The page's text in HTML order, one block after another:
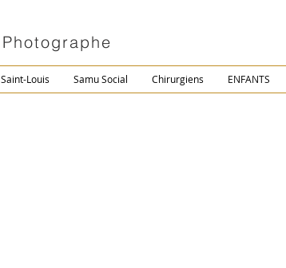
Photographe
Saint-Louis Samu Social Chirurgiens ENFANTS